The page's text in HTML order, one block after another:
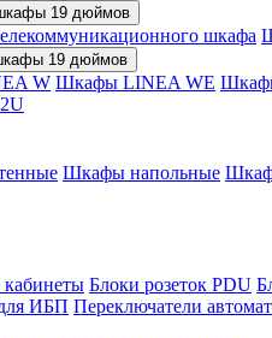
19 дюймов
шкафа
19 дюймов
W Шкафы LINEA WE
Шкафы напольные
кабинеты Блоки розеток PDU
ИБП Переключатели